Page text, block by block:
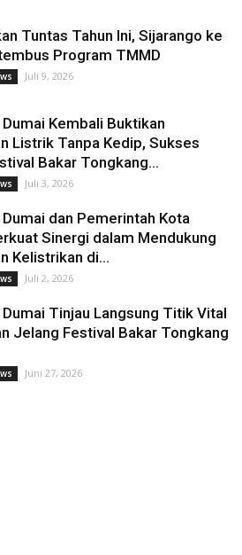
Tuntas Tahun Ini, Sijarango ke
Program TMMD
Juli 9, 2026
Dumai Kembali Buktikan
Listrik Tanpa Kedip, Sukses
Bakar Tongkang...
Juli 3, 2026
Dumai dan Pemerintah Kota
Sinergi dalam Mendukung
Kelistrikan di...
Juli 2, 2026
Dumai Tinjau Langsung Titik Vital
Jelang Festival Bakar Tongkang
Juni 27, 2026